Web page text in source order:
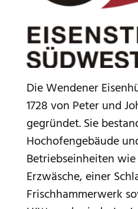
Die Wendener
1728 von Peter und
gegründet. Sie
Hochofengebäude
Betriebseinheiten
Erzwäsche, einer
Frischhammerwerk